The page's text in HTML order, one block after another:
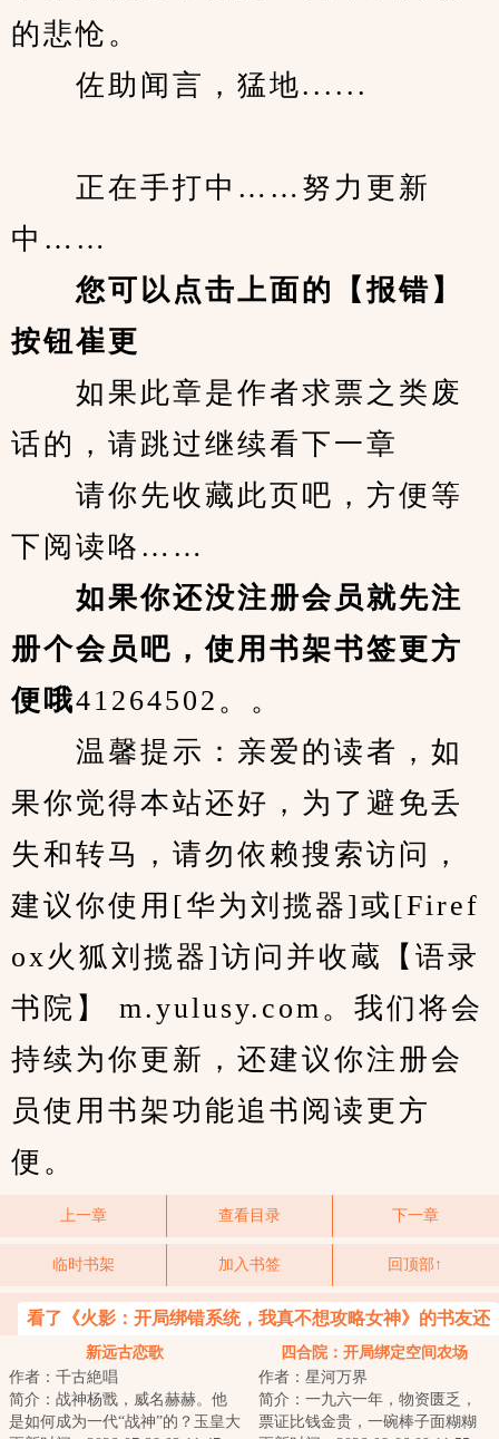
的悲怆。
佐助闻言，猛地......
正在手打中……努力更新
中……
您可以点击上面的【报错】
按钮崔更
如果此章是作者求票之类废
话的，请跳过继续看下一章
请你先收藏此页吧，方便等
下阅读咯……
如果你还没注册会员就先注
册个会员吧，使用书架书签更方
便哦41264502。。
温馨提示：亲爱的读者，如
果你觉得本站还好，为了避免丢
失和转马，请勿依赖搜索访问，
建议你使用[华为刘揽器]或[Firef
ox火狐刘揽器]访问并收蔵【语录
书院】 m.yulusy.com。我们将会
持续为你更新，还建议你注册会
员使用书架功能追书阅读更方
便。
上一章 查看目录 下一章
临时书架 加入书签 回顶部↑
看了《火影：开局绑错系统，我真不想攻略女神》的书友还
喜欢看
新远古恋歌
作者：千古絶唱
简介：战神杨戬，威名赫赫。他
是如何成为一代“战神”的？玉皇大
四合院：开局绑定空间农场
作者：星河万界
简介：一九六一年，物资匮乏，
票证比钱金贵，一碗棒子面糊糊